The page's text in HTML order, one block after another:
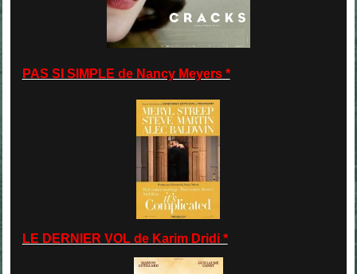
PAS SI SIMPLE de Nancy Meyers *
LE DERNIER VOL de Karim Dridi *